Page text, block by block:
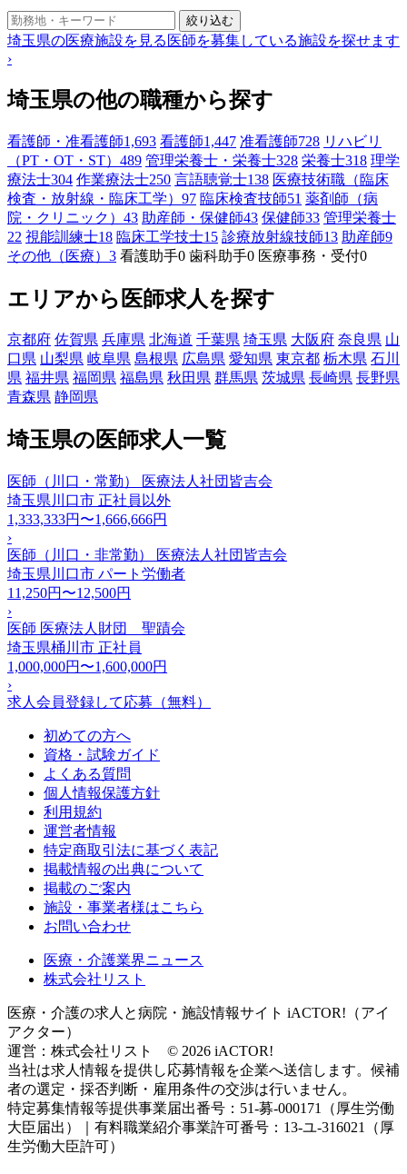
絞り込む
埼玉県の医療施設を見る 医師を募集している施設を探せます
›
埼玉県の他の職種から探す
看護師・准看護師1,693 看護師1,447 准看護師728 リハビリ
（PT・OT・ST） 489 管理栄養士・栄養士328 栄養士318 理学
療法士304 作業療法士250 言語聴覚士138 医療技術職（臨床
検査・放射線・臨床工学） 97 臨床検査技師51 薬剤師（病
院・クリニック） 43 助産師・保健師43 保健師33 管理栄養士
22 視能訓練士18 臨床工学技士15 診療放射線技師13 助産師9
その他（医療） 3 看護助手0 歯科助手0 医療事務・受付0
エリアから医師求人を探す
京都府 佐賀県 兵庫県 北海道 千葉県 埼玉県 大阪府 奈良県 山
口県 山梨県 岐阜県 島根県 広島県 愛知県 東京都 栃木県 石川
県 福井県 福岡県 福島県 秋田県 群馬県 茨城県 長崎県 長野県
青森県 静岡県
埼玉県の医師求人一覧
医師（川口・常勤） 医療法人社団皆吉会
埼玉県川口市 正社員以外
1,333,333円〜1,666,666円
›
医師（川口・非常勤） 医療法人社団皆吉会
埼玉県川口市 パート労働者
11,250円〜12,500円
›
医師 医療法人財団 聖蹟会
埼玉県桶川市 正社員
1,000,000円〜1,600,000円
›
求人会員登録して応募（無料）
初めての方へ
資格・試験ガイド
よくある質問
個人情報保護方針
利用規約
運営者情報
特定商取引法に基づく表記
掲載情報の出典について
掲載のご案内
施設・事業者様はこちら
お問い合わせ
医療・介護業界ニュース
株式会社リスト
医療・介護の求人と病院・施設情報サイト iACTOR!（アイ
アクター）
運営：株式会社リスト © 2026 iACTOR!
当社は求人情報を提供し応募情報を企業へ送信します。候補
者の選定・採否判断・雇用条件の交渉は行いません。
特定募集情報等提供事業届出番号：51-募-000171（厚生労働
大臣届出）｜有料職業紹介事業許可番号：13-ユ-316021（厚
生労働大臣許可）